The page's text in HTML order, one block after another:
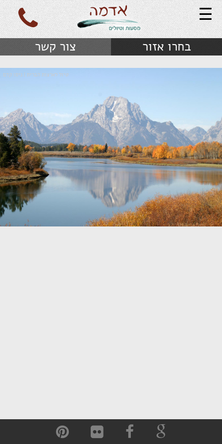
☰
צור קשר בחרו אזור
טיול לארצות הברית | ניסו קדם